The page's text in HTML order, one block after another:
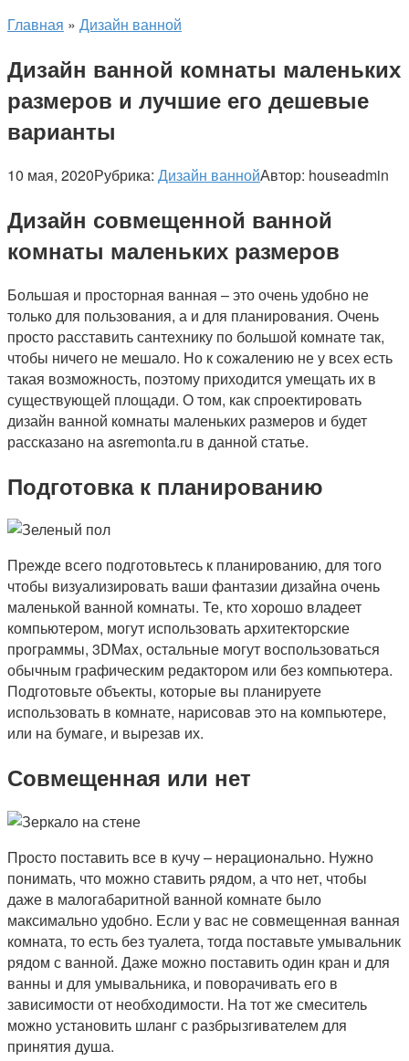
Главная » Дизайн ванной
Дизайн ванной комнаты маленьких
размеров и лучшие его дешевые
варианты
10 мая, 2020Рубрика: Дизайн ваннойАвтор: houseadmin
Дизайн совмещенной ванной
комнаты маленьких размеров
Большая и просторная ванная – это очень удобно не
только для пользования, а и для планирования. Очень
просто расставить сантехнику по большой комнате так,
чтобы ничего не мешало. Но к сожалению не у всех есть
такая возможность, поэтому приходится умещать их в
существующей площади. О том, как спроектировать
дизайн ванной комнаты маленьких размеров и будет
рассказано на asremonta.ru в данной статье.
Подготовка к планированию
Прежде всего подготовьтесь к планированию, для того
чтобы визуализировать ваши фантазии дизайна очень
маленькой ванной комнаты. Те, кто хорошо владеет
компьютером, могут использовать архитекторские
программы, 3DMax, остальные могут воспользоваться
обычным графическим редактором или без компьютера.
Подготовьте объекты, которые вы планируете
использовать в комнате, нарисовав это на компьютере,
или на бумаге, и вырезав их.
Совмещенная или нет
Просто поставить все в кучу – нерационально. Нужно
понимать, что можно ставить рядом, а что нет, чтобы
даже в малогабаритной ванной комнате было
максимально удобно. Если у вас не совмещенная ванная
комната, то есть без туалета, тогда поставьте умывальник
рядом с ванной. Даже можно поставить один кран и для
ванны и для умывальника, и поворачивать его в
зависимости от необходимости. На тот же смеситель
можно установить шланг с разбрызгивателем для
принятия душа.